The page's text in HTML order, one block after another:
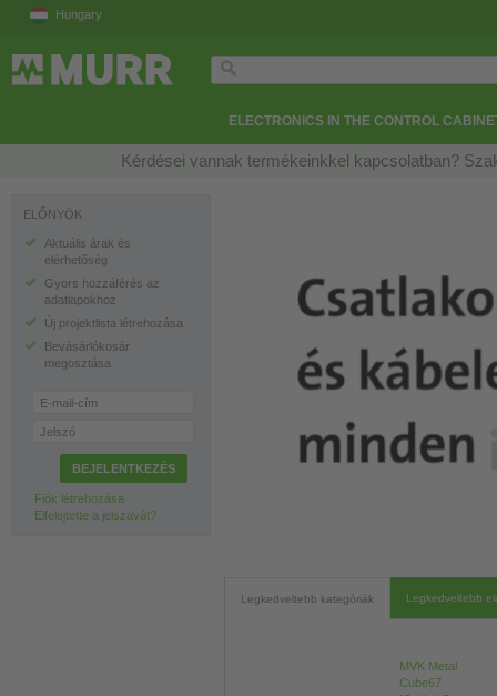
Hungary
ELECTRONICS IN THE CONTROL
Kérdései vannak termékeinkkel kapcsolatban?
ELŐNYÖK
Aktuális árak és
elérhetőség
Gyors hozzáférés az
adatlapokhoz
Új projektlista létrehozása
Bevásárlókosár
megosztása
E-mail-cím
Jelszó
BEJELENTKEZÉS
Fiók létrehozása
Elfelejtette a jelszavát?
Legkedveltebb kategóriák Legkedveltebb
MVK Metal
Cube67